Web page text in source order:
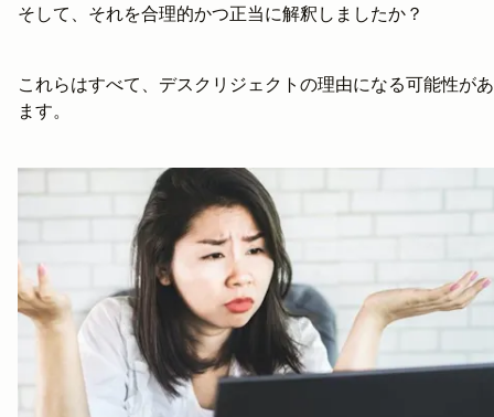
そして、それを合理的かつ正当に解釈しましたか？
これらはすべて、デスクリジェクトの理由になる可能性が
ます。